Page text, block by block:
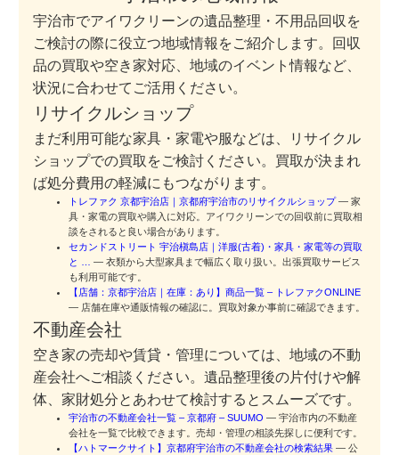
宇治市でアイワクリーンの遺品整理・不用品回収を
ご検討の際に役立つ地域情報をご紹介します。回収
品の買取や空き家対応、地域のイベント情報など、
状況に合わせてご活用ください。
リサイクルショップ
まだ利用可能な家具・家電や服などは、リサイクル
ショップでの買取をご検討ください。買取が決まれ
ば処分費用の軽減にもつながります。
トレファク 京都宇治店｜京都府宇治市のリサイクルショップ— 家
具・家電の買取や購入に対応。アイワクリーンでの回収前に買取相
談をされると良い場合があります。
セカンドストリート 宇治槇島店｜洋服(古着)・家具・家電等の買取
と …
— 衣類から大型家具まで幅広く取り扱い。出張買取サービス
も利用可能です。
【店舗：京都宇治店｜在庫：あり】商品一覧 – トレファクONLINE
— 店舗在庫や通販情報の確認に。買取対象か事前に確認できます。
不動産会社
空き家の売却や賃貸・管理については、地域の不動
産会社へご相談ください。遺品整理後の片付けや解
体、家財処分とあわせて検討するとスムーズです。
宇治市の不動産会社一覧 – 京都府 – SUUMO — 宇治市内の不動産
会社を一覧で比較できます。売却・管理の相談先探しに便利です。
【ハトマークサイト】京都府宇治市の不動産会社の検索結果 — 公